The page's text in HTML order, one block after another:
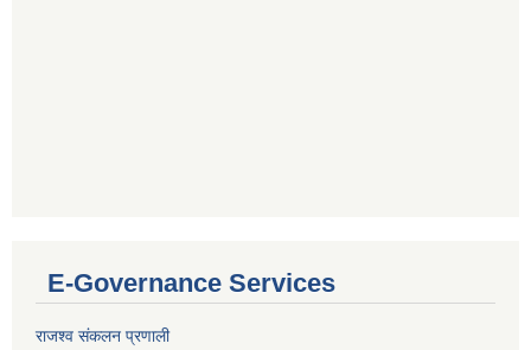
E-Governance Services
राजश्व संकलन प्रणाली